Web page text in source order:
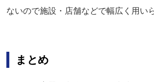
ないので施設・店舗などで幅広く用い
まとめ